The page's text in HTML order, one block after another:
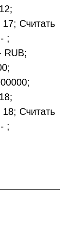
Считать
;
RUB;
Считать
;